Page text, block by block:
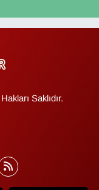
Saklıdır.